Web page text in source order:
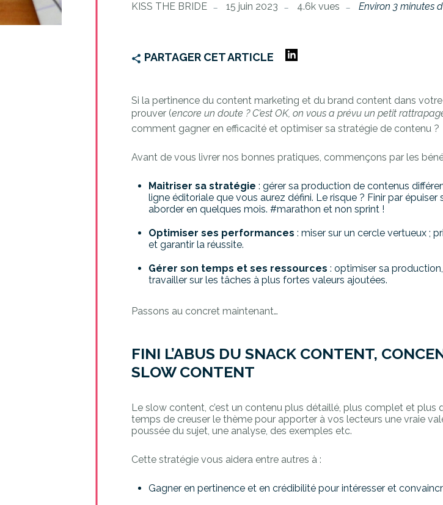
KISS THE BRIDE 15 juin 2023 4.6k vues Environ 3 minutes
PARTAGER CET ARTICLE
Si la pertinence du content marketing et du brand content dans
prouver (encore un doute ? C’est OK, on vous a prévu un petit
comment gagner en efficacité et optimiser sa stratégie de contenu ?
Avant de vous livrer nos bonnes pratiques, commençons par les
Maitriser sa stratégie: gérer sa production de contenus
ligne éditoriale que vous aurez défini. Le risque ? Finir par
aborder en quelques mois. #marathon et non sprint !
Optimiser ses performances: miser sur un cercle vertueux ;
et garantir la réussite.
Gérer son temps et ses ressources : optimiser sa
travailler sur les tâches à plus fortes valeurs ajoutées.
Passons au concret maintenant…
FINI L’ABUS DU SNACK CONTENT,
SLOW CONTENT
Le slow content, c’est un contenu plus détaillé, plus complet et plus
temps de creuser le thème pour apporter à vos lecteurs une vraie
poussée du sujet, une analyse, des exemples etc.
Cette stratégie vous aidera entre autres à :
Gagner en pertinence et en crédibilité pour intéresser et